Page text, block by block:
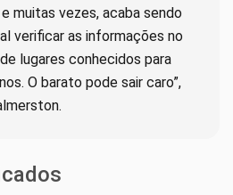
muitas vezes, acaba sendo
verificar as informações no
lugares conhecidos para
O barato pode sair caro”,